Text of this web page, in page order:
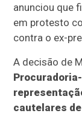
anunciou que
em protesto
contra o ex-
A decisão de
cautelares